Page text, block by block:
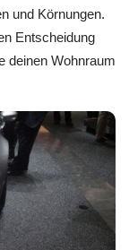
und Körnungen.
Entscheidung
deinen Wohnraum